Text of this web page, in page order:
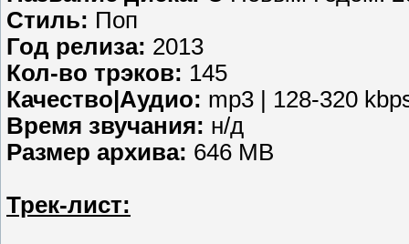
Стиль: Поп
Год релиза: 2013
Кол-во трэков: 145
Качество|Аудио: mp3 | 128-320
Время звучания: н/д
Размер архива: 646 MB
Трек-лист: